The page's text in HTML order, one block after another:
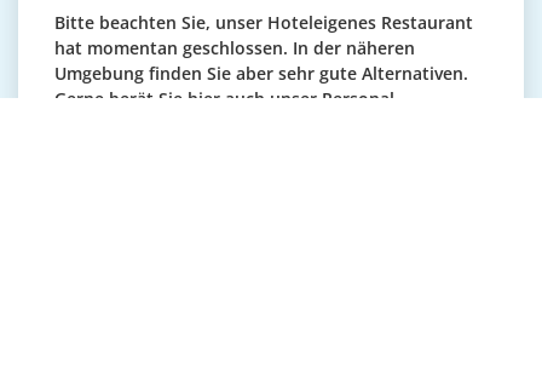
Bitte beachten Sie, unser Hoteleigenes Restaurant
hat momentan geschlossen. In der näheren
Umgebung finden Sie aber sehr gute Alternativen.
Gerne berät Sie hier auch unser Personal.